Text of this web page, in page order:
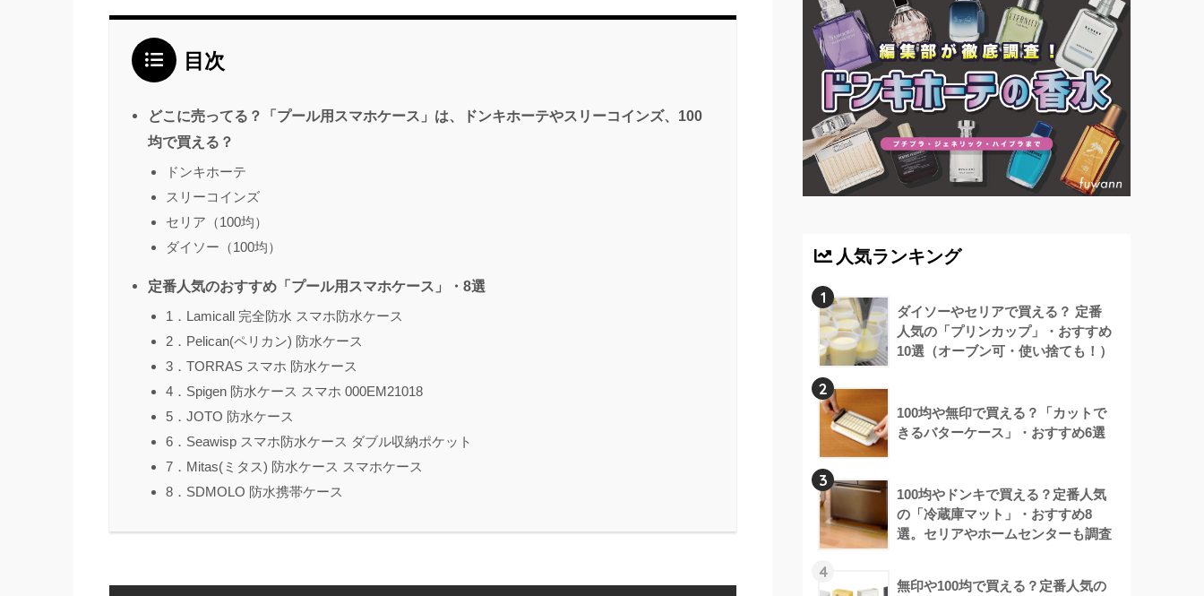
目次
どこに売ってる？「プール用スマホケース」は、ドンキホーテやスリーコインズ、100
均で買える？
ドンキホーテ
スリーコインズ
セリア（100均）
ダイソー（100均）
定番人気のおすすめ「プール用スマホケース」・8選
1．Lamicall 完全防水 スマホ防水ケース
2．Pelican(ペリカン) 防水ケース
3．TORRAS スマホ 防水ケース
4．Spigen 防水ケース スマホ 000EM21018
5．JOTO 防水ケース
6．Seawisp スマホ防水ケース ダブル収納ポケット
7．Mitas(ミタス) 防水ケース スマホケース
8．SDMOLO 防水携帯ケース
人気ランキング
1
ダイソーやセリアで買える？ 定番
人気の「プリンカップ」・おすすめ
10選（オーブン可・使い捨ても！）
2
100均や無印で買える？「カットで
きるバターケース」・おすすめ6選
3
100均やドンキで買える？定番人気
の「冷蔵庫マット」・おすすめ8
選。セリアやホームセンターも調査
4
無印や100均で買える？定番人気の